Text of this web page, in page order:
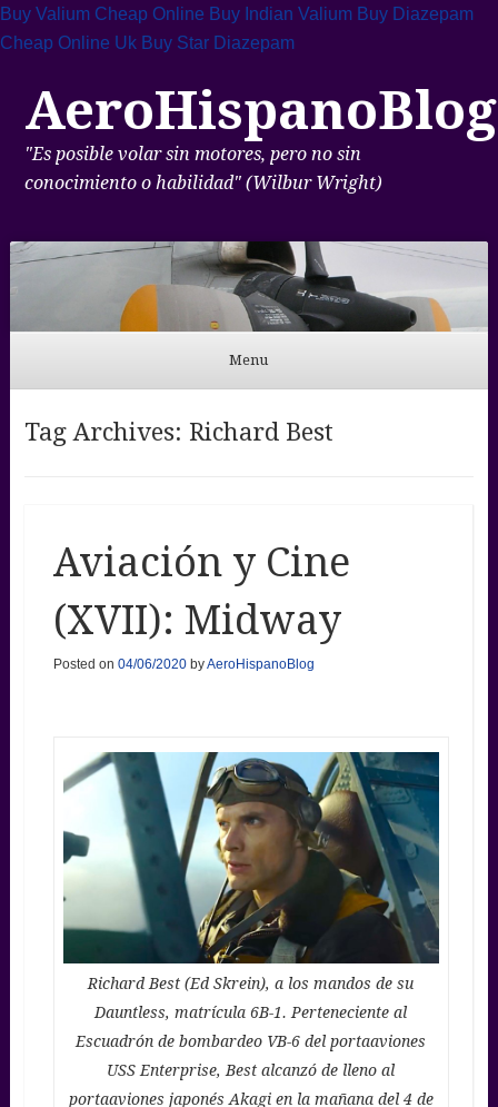
Buy Valium Cheap Online Buy Indian Valium Buy Diazepam
Cheap Online Uk Buy Star Diazepam
AeroHispanoBlog
"Es posible volar sin motores, pero no sin
conocimiento o habilidad" (Wilbur Wright)
Menu
Tag Archives: Richard Best
Aviación y Cine
(XVII): Midway
Posted on 04/06/2020byAeroHispanoBlog
Richard Best (Ed Skrein), a los mandos de su
Dauntless, matrícula 6B-1. Perteneciente al
Escuadrón de bombardeo VB-6 del portaaviones
USS Enterprise, Best alcanzó de lleno al
portaaviones japonés Akagi en la mañana del 4 de